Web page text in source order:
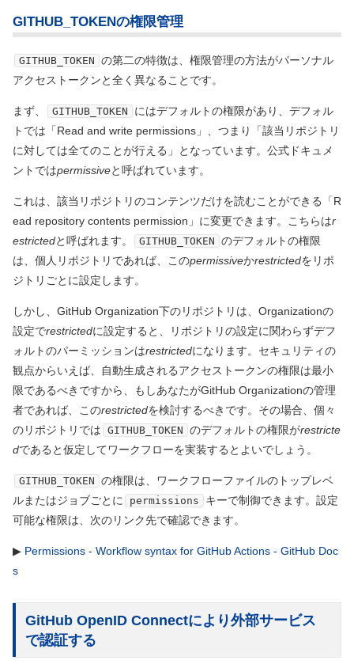
GITHUB_TOKENの権限管理
GITHUB_TOKEN の第二の特徴は、権限管理の方法がパーソナル
アクセストークンと全く異なることです。
まず、 GITHUB_TOKEN
にはデフォルトの権限があり、デフォル
トでは「Read and write permissions」、つまり「該当リポジトリ
に対しては全てのことが行える」となっています。公式ドキュメ
ントではpermissiveと呼ばれています。
これは、該当リポジトリのコンテンツだけを読むことができる「R
ead repository contents permission」に変更できます。こちらはr
estrictedと呼ばれます。 GITHUB_TOKEN のデフォルトの権限
は、個人リポジトリであれば、このpermissiveかrestrictedをリポ
ジトリごとに設定します。
しかし、GitHub Organization下のリポジトリは、Organizationの
設定でrestrictedに設定すると、リポジトリの設定に関わらずデフ
ォルトのパーミッションはrestrictedになります。セキュリティの
観点からいえば、自動生成されるアクセストークンの権限は最小
限であるべきですから、もしあなたがGitHub Organizationの管理
者であれば、このrestrictedを検討するべきです。その場合、個々
のリポジトリでは GITHUB_TOKEN のデフォルトの権限がrestricte
dであると仮定してワークフローを実装するとよいでしょう。
GITHUB_TOKEN の権限は、ワークフローファイルのトップレベ
ルまたはジョブごとに
permissions
キーで制御できます。設定
可能な権限は、次のリンク先で確認できます。
▶ Permissions - Workflow syntax for GitHub Actions - GitHub Doc
s
GitHub OpenID Connectにより外部サービス
で認証する